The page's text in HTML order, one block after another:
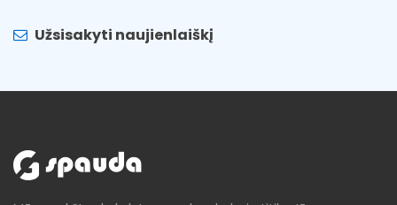
Užsisakyti naujienlaiškį